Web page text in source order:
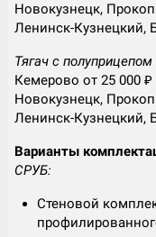
Новокузнецк,
Ленинск-Кузнецкий,
Тягач с
Кемерово от 25 000 ₽
Новокузнецк,
Ленинск-Кузнецкий,
Варианты
СРУБ:
Стеновой